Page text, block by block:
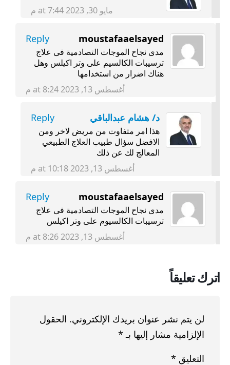
مايو 30, 2023 at 7:44 م
moustafaaelsayed
Reply
مدى نجاح الموجات التصادمية فى علاج
ترسيبات الكالسيم على وتر اكيلس وهل
هناك اضرار من استخدامها
أغسطس 13, 2023 at 8:24 م
د/ هشام عبدالباقي Reply
هذا امر متفاوت من مريض لاخر ومن
الافضل سؤال طبيب العلاج الطبيعي
المعالج لك عن ذلك
أغسطس 13, 2023 at 10:18 م
moustafaaelsayed
Reply
مدى نجاح الموجات التصادمية فى علاج
ترسيبات الكالسيوم على وتر اكيلس
أغسطس 13, 2023 at 8:26 م
اترك تعليقاً
لن يتم نشر عنوان بريدك الإلكتروني. الحقول
الإلزامية مشار إليها بـ *
التعليق *